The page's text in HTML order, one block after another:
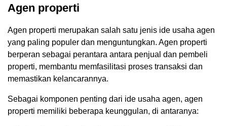
Agen properti
Agen properti merupakan salah satu jenis ide usaha agen
yang paling populer dan menguntungkan. Agen properti
berperan sebagai perantara antara penjual dan pembeli
properti, membantu memfasilitasi proses transaksi dan
memastikan kelancarannya.
Sebagai komponen penting dari ide usaha agen, agen
properti memiliki beberapa keunggulan, di antaranya: